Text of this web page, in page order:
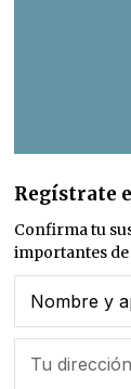
Regístrate
Confirma tu
importantes de